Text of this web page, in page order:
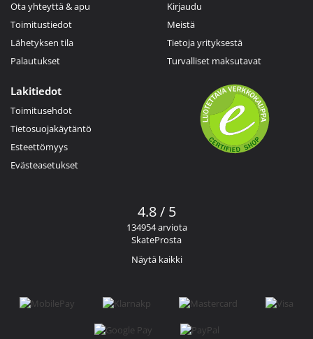
Ota yhteyttä & apu
Toimitustiedot
Lähetyksen tila
Palautukset
Kirjaudu
Meistä
Tietoja yrityksestä
Turvalliset maksutavat
Lakitiedot
Toimitusehdot
Tietosuojakäytäntö
Esteettömyys
Evästeasetukset
4.8 / 5
134954 arviota
SkateProsta
Näytä kaikki